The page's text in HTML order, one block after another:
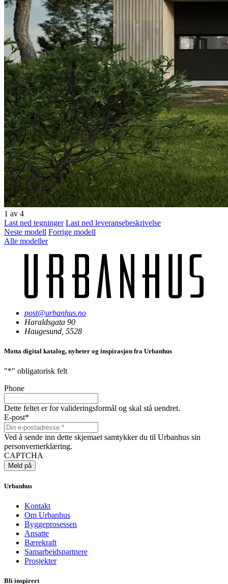
1 av 4
Last ned tegninger Last ned leveransebeskrivelse
Neste modell Forrige modell
Alle modeller
post@urbanhus.no
Haraldsgata 90
Haugesund, 5528
Motta digital katalog, nyheter og inspirasjon fra Urbanhus
"*" obligatorisk felt
Phone
Dette feltet er for valideringsformål og skal stå uendret.
E-post*
Ved å sende inn dette skjemaet samtykker du til Urbanhus sin
personvernerklæring.
CAPTCHA
Urbanhus
Kontakt
Om Urbanhus
Byggeprosessen
Ansatte
Bærekraft
Samarbeidspartnere
Prosjekter
Bli inspirert